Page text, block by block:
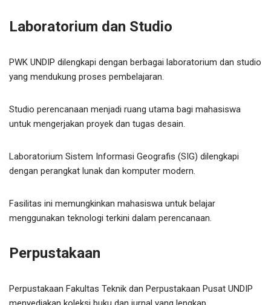
Laboratorium dan Studio
PWK UNDIP dilengkapi dengan berbagai laboratorium dan studio
yang mendukung proses pembelajaran.
Studio perencanaan menjadi ruang utama bagi mahasiswa
untuk mengerjakan proyek dan tugas desain.
Laboratorium Sistem Informasi Geografis (SIG) dilengkapi
dengan perangkat lunak dan komputer modern.
Fasilitas ini memungkinkan mahasiswa untuk belajar
menggunakan teknologi terkini dalam perencanaan.
Perpustakaan
Perpustakaan Fakultas Teknik dan Perpustakaan Pusat UNDIP